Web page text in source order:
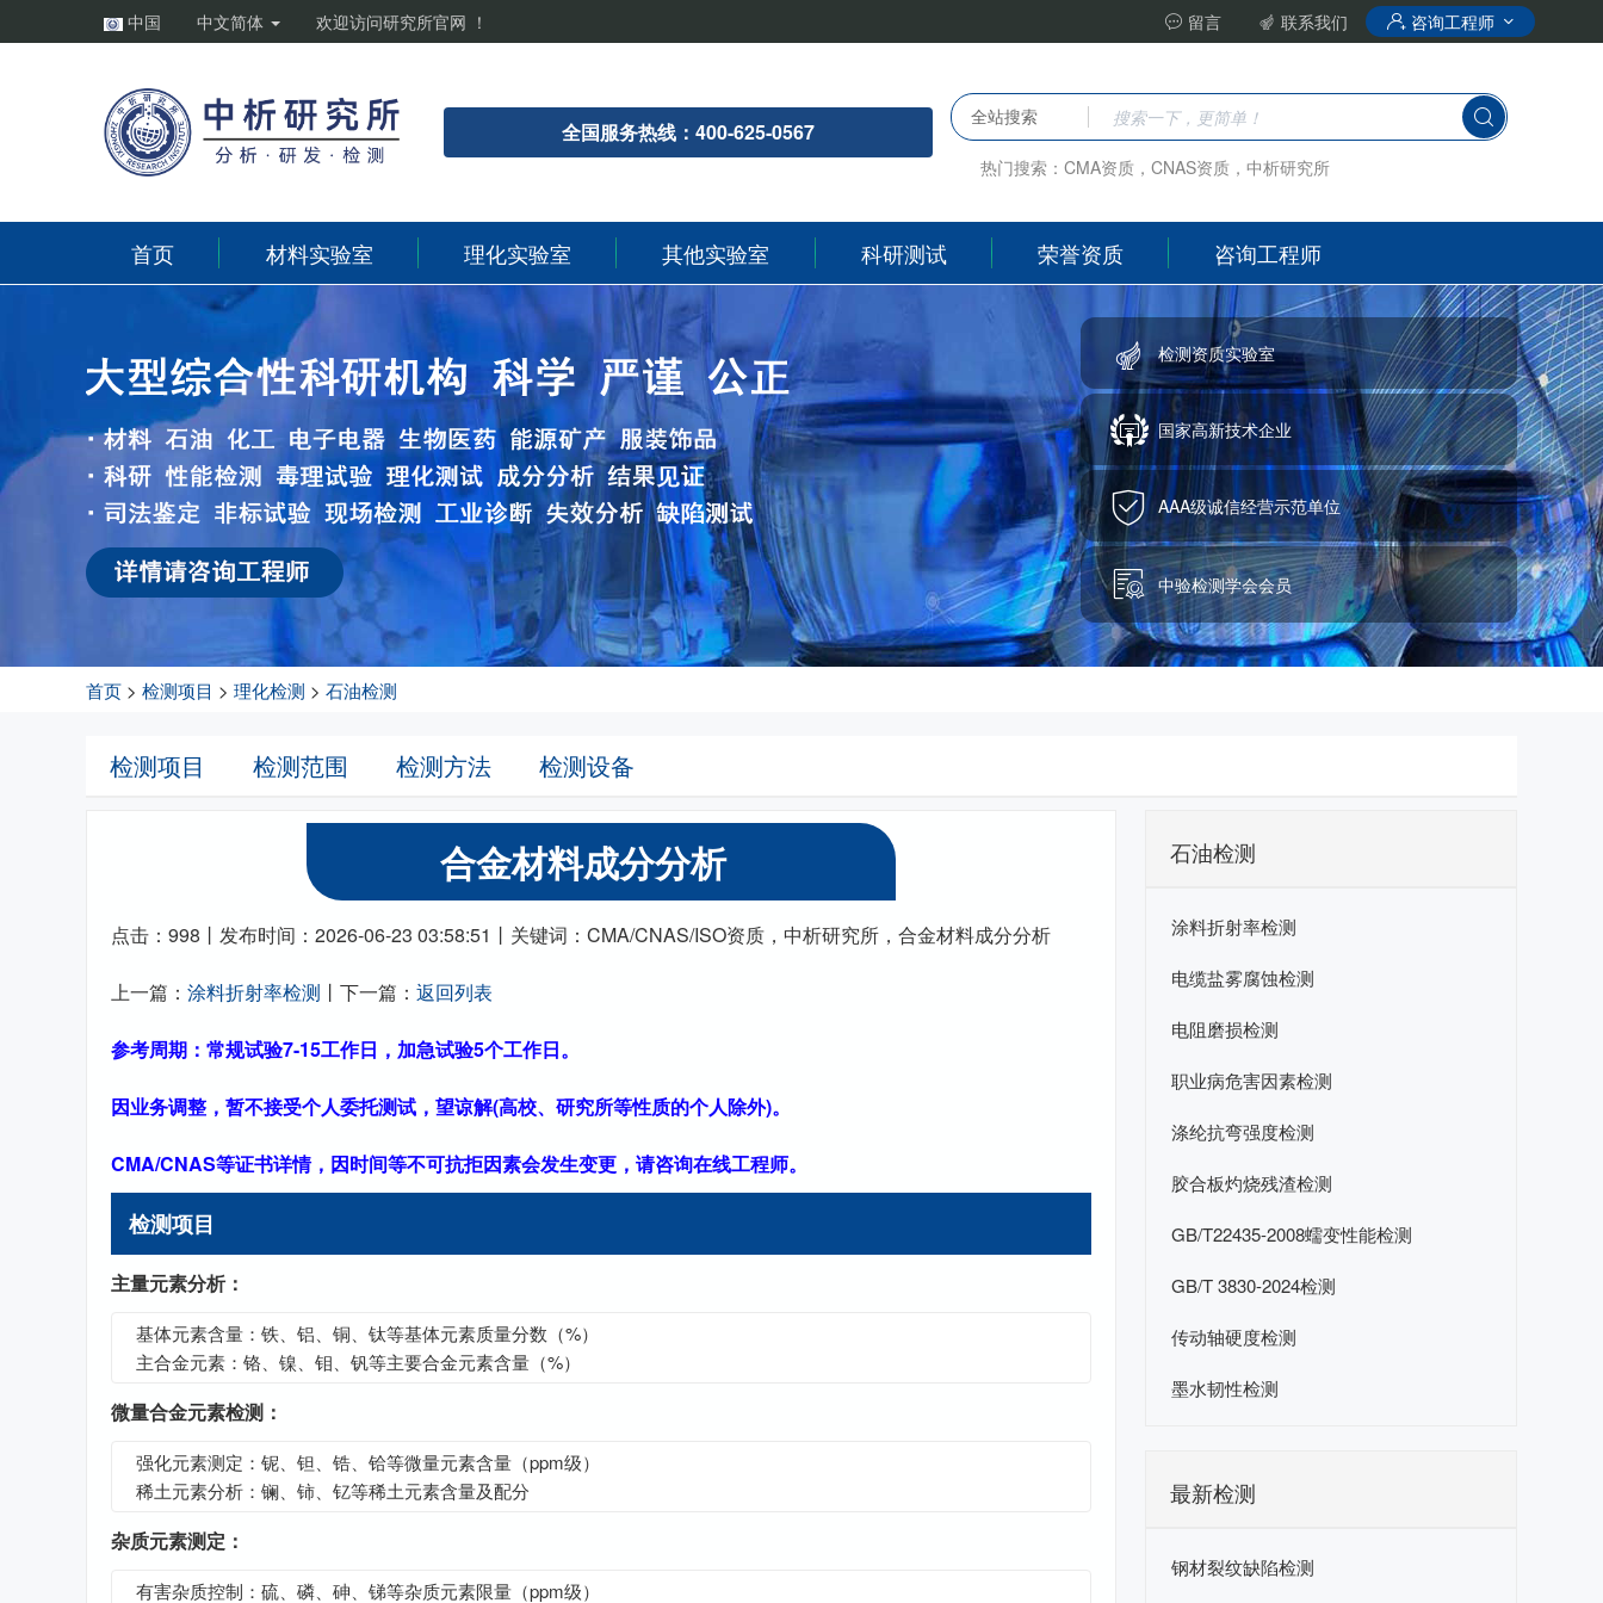
中国 中文简体 欢迎访问研究所官网 ！ 留言 联系我们 咨询工程师
全国服务热线：400-625-0567
全站搜索
热门搜索：CMA资质，CNAS资质，中析研究所
首页 材料实验室 理化实验室 其他实验室 科研测试 荣誉资质 咨询工程师
检测资质实验室
国家高新技术企业
AAA级诚信经营示范单位
中验检测学会会员
首页 > 检测项目 > 理化检测 > 石油检测
检测项目 检测范围 检测方法 检测设备
合金材料成分分析
点击：998丨发布时间：2026-06-23 03:58:51丨关键词：CMA/CNAS/ISO资质，中析研究所，合金材料成分分析
上一篇： 涂料折射率检测 丨下一篇： 返回列表
参考周期：常规试验7-15工作日，加急试验5个工作日。
因业务调整，暂不接受个人委托测试，望谅解(高校、研究所等性质的个人除外)。
CMA/CNAS等证书详情，因时间等不可抗拒因素会发生变更，请咨询在线工程师。
检测项目
主量元素分析：
基体元素含量：铁、铝、铜、钛等基体元素质量分数（%）
主合金元素：铬、镍、钼、钒等主要合金元素含量（%）
微量合金元素检测：
强化元素测定：铌、钽、锆、铪等微量元素含量（ppm级）
稀土元素分析：镧、铈、钇等稀土元素含量及配分
杂质元素测定：
有害杂质控制：硫、磷、砷、锑等杂质元素限量（ppm级）
石油检测
涂料折射率检测
电缆盐雾腐蚀检测
电阻磨损检测
职业病危害因素检测
涤纶抗弯强度检测
胶合板灼烧残渣检测
GB/T22435-2008蠕变性能检测
GB/T 3830-2024检测
传动轴硬度检测
墨水韧性检测
最新检测
钢材裂纹缺陷检测